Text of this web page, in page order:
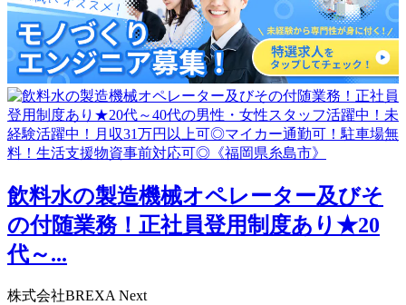
飲料水の製造機械オペレーター及びそ
の付随業務！正社員登用制度あり★20
代～...
株式会社BREXA Next